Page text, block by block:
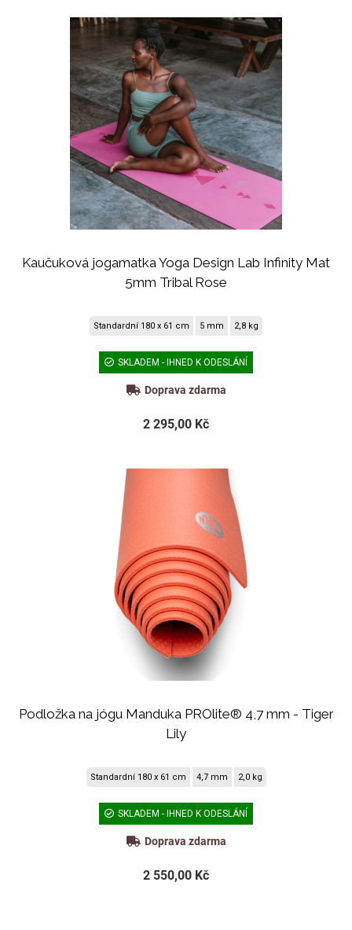
Kaučuková jogamatka Yoga Design Lab Infinity Mat
5mm Tribal Rose
Standardní 180 x 61 cm 5 mm 2,8 kg
SKLADEM - IHNED K ODESLÁNÍ
Doprava zdarma
2 295,00 Kč
Podložka na jógu Manduka PROlite® 4,7 mm - Tiger
Lily
Standardní 180 x 61 cm 4,7 mm 2,0 kg
SKLADEM - IHNED K ODESLÁNÍ
Doprava zdarma
2 550,00 Kč